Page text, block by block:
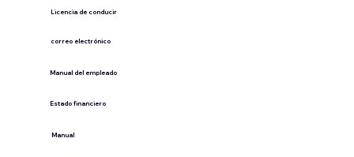
Licencia de conducir
​correo electrónico
Manual del empleado
Estado financiero
​Manual